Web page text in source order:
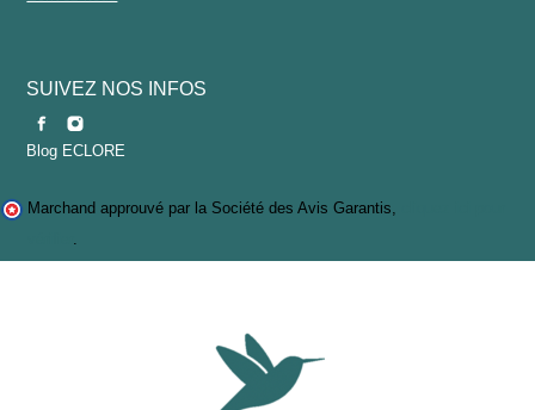
SUIVEZ NOS INFOS
Blog ECLORE
Marchand approuvé par la Société des Avis Garantis,
.